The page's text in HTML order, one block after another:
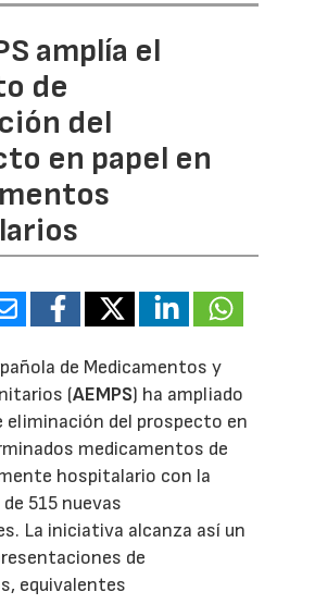
amplía el
de
del
en papel en
de Medicamentos y
(AEMPS) ha ampliado
eliminación del prospecto en
medicamentos de
hospitalario con la
515 nuevas
La iniciativa alcanza así un
de
equivalentes